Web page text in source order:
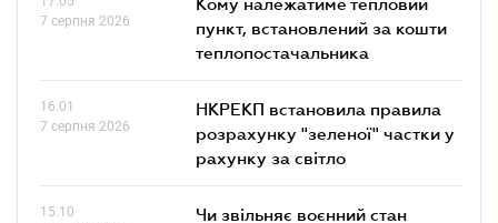
7 серпня 2026
пункт, встановлений за кошти
теплопостачальника
16.01
7 серпня 2026
НКРЕКП встановила правила
розрахунку "зеленої" частки у
рахунку за світло
15.10
Чи звільняє воєнний стан